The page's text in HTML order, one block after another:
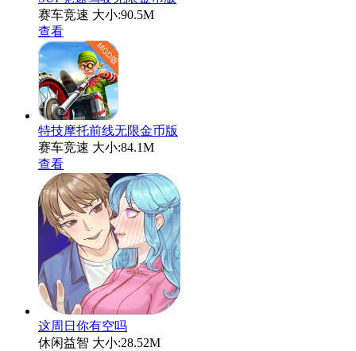
赛车竞速 大小:90.5M
查看
特技摩托前线无限金币版
赛车竞速 大小:84.1M
查看
这周日你有空吗
休闲益智 大小:28.52M